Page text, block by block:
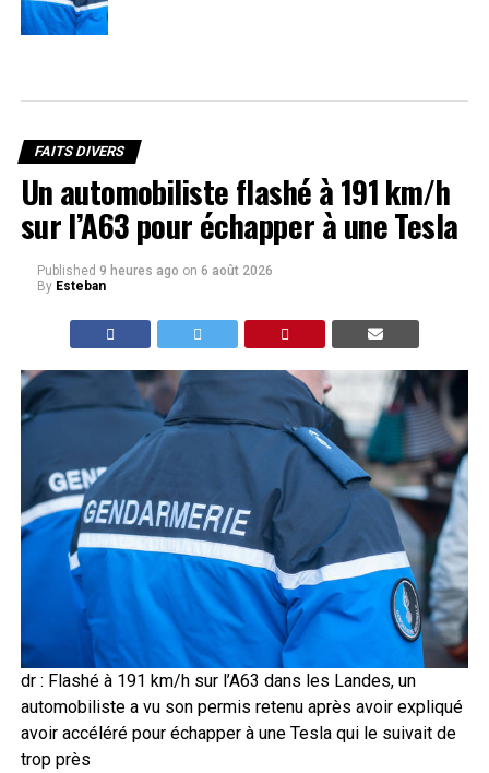
FAITS DIVERS
Un automobiliste flashé à 191 km/h
sur l’A63 pour échapper à une Tesla
Published 9 heures ago on 6 août 2026
By Esteban
dr : Flashé à 191 km/h sur l’A63 dans les Landes, un
automobiliste a vu son permis retenu après avoir expliqué
avoir accéléré pour échapper à une Tesla qui le suivait de
trop près